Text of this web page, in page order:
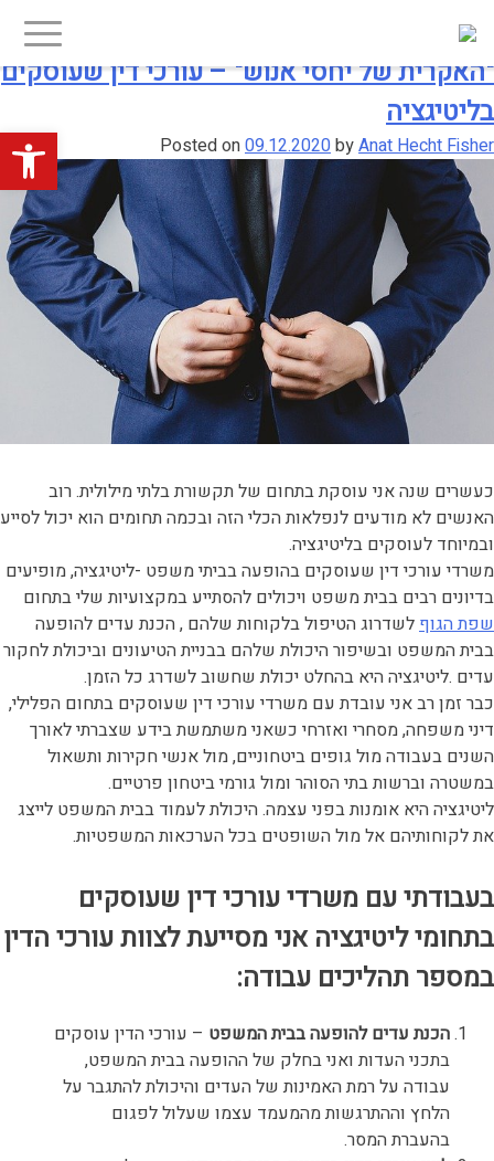
content
חודש:
"האקרית של יחסי אנוש" – עורכי דין שעוסקים
בליטיגציה
Posted on09.12.2020byAnat Hecht Fisher
כעשרים שנה אני עוסקת בתחום של תקשורת בלתי מילולית. רוב
האנשים לא מודעים לנפלאות הכלי הזה ובכמה תחומים הוא יכול לסייע
ובמיוחד לעוסקים בליטיגציה.
משרדי עורכי דין שעוסקים בהופעה בביתי משפט -ליטיגציה, מופיעים
בדיונים רבים בבית משפט ויכולים להסתייע במקצועיות שלי בתחום
שפת הגוףלשדרוג הטיפול בלקוחות שלהם , הכנת עדים להופעה
בבית המשפט ובשיפור היכולת שלהם בבניית הטיעונים וביכולת לחקור
עדים .ליטיגציה היא בהחלט יכולת שחשוב לשדרג כל הזמן.
כבר זמן רב אני עובדת עם משרדי עורכי דין שעוסקים בתחום הפלילי,
דיני משפחה, מסחרי ואזרחי כשאני משתמשת בידע שצברתי לאורך
השנים בעבודה מול גופים ביטחוניים, מול אנשי חקירות ותשאול
במשטרה וברשות בתי הסוהר ומול גורמי ביטחון פרטיים.
ליטיגציה היא אומנות בפני עצמה. היכולת לעמוד בבית המשפט לייצג
את לקוחותיהם אל מול השופטים בכל הערכאות המשפטיות.
בעבודתי עם משרדי עורכי דין שעוסקים
בתחומי ליטיגציה אני מסייעת לצוות עורכי הדין
במספר תהליכים עבודה:
הכנת עדים להופעה בבית המשפט – עורכי הדין עוסקים
בתכני העדות ואני בחלק של ההופעה בבית המשפט,
עבודה על רמת האמינות של העדים והיכולת להתגבר על
הלחץ וההתרגשות מהמעמד עצמו שעלול לפגום
בהעברת המסר.
פתח